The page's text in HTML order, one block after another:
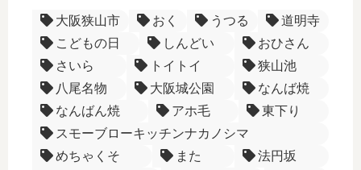
大阪狭山市 おく うつる
道明寺
こどもの日
しんどい
おひさん
さいら
トイトイ
狭山池
八尾名物
大阪城公園
なんば焼
なんばん焼
アホ毛
東下り
スモーブローキッチンナカノシマ
めちゃくそ
また
法円坂